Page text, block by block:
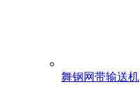
舞钢网带输送机